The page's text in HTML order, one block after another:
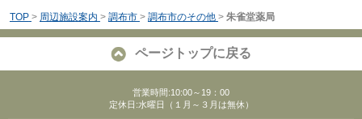
TOP > 周辺施設案内 > 調布市 > 調布市のその他 > 朱雀堂薬局
ページトップに戻る
営業時間:10:00～19：00
定休日:水曜日（１月～３月は無休）